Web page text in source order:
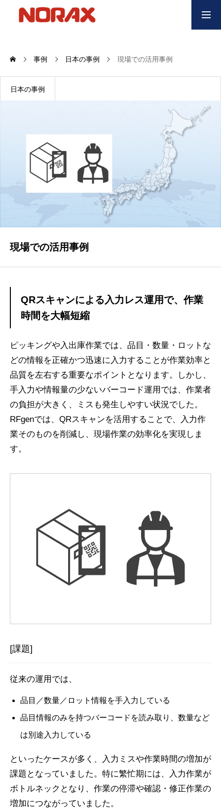
お知らせ
RFgen
ハンディターミナルの開発から運用管理
事例紹介
様々な業種で活用されています
RFgen利用についての回答・概算の御見積
会社案内
SAPコンサルタント様へ
JD Edwards(JDE)コンサルタント様へ
WMSコンサルタント様へ
お客様 IT担当者様へ
お問い合わせ
事例 日本の事例 現場での活用事例
日本の事例
現場での活用事例
QRスキャンによる入力レス運用で、作業
時間を大幅短縮
ピッキングや入出庫作業では、品目・数量・ロットな
どの情報を正確かつ迅速に入力することが作業効率と
品質を左右する重要なポイントとなります。しかし、
手入力や情報量の少ないバーコード運用では、作業者
の負担が大きく、ミスも発生しやすい状況でした。
RFgenでは、QRスキャンを活用することで、入力作
業そのものを削減し、現場作業の効率化を実現しま
す。
[課題]
従来の運用では、
品目／数量／ロット情報を手入力している
品目情報のみを持つバーコードを読み取り、数量など
は別途入力している
といったケースが多く、入力ミスや作業時間の増加が
課題となっていました。特に繁忙期には、入力作業が
ボトルネックとなり、作業の停滞や確認・修正作業の
増加につながっていました。